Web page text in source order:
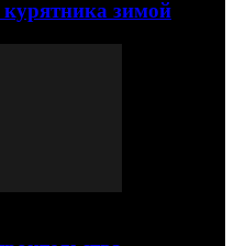
зимой